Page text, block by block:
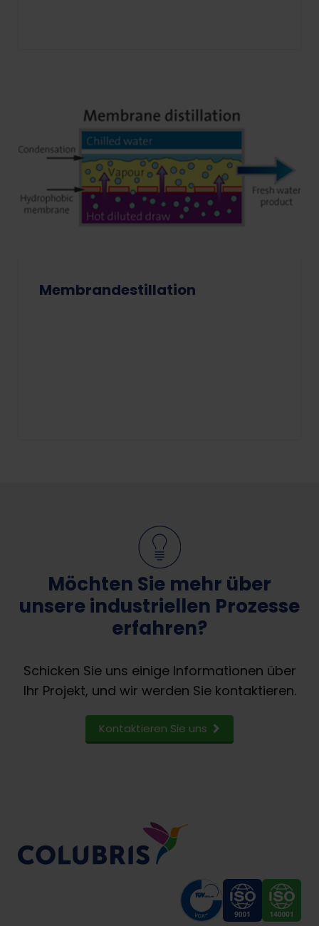
Membrandestillation
Möchten Sie mehr über
unsere industriellen Prozesse
erfahren?
Schicken Sie uns einige Informationen über
Ihr Projekt, und wir werden Sie kontaktieren.
Kontaktieren Sie uns